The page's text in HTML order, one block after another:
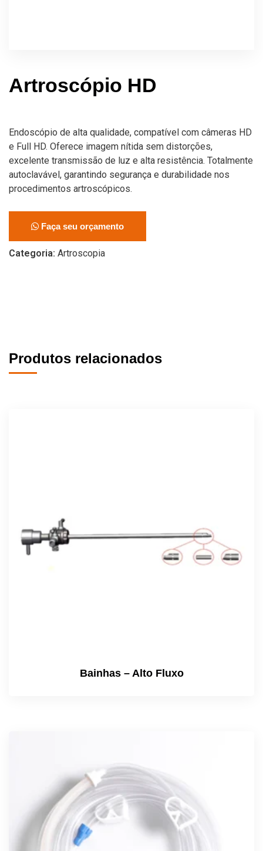
Artroscópio HD
Endoscópio de alta qualidade, compatível com câmeras HD
e Full HD. Oferece imagem nítida sem distorções,
excelente transmissão de luz e alta resistência. Totalmente
autoclavável, garantindo segurança e durabilidade nos
procedimentos artroscópicos.
Faça seu orçamento
Categoria: Artroscopia
Produtos relacionados
Bainhas – Alto Fluxo